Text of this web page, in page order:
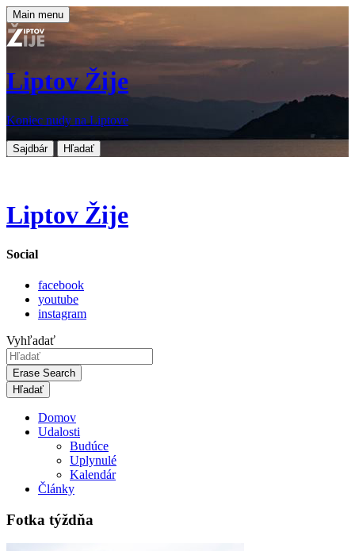
Main menu
Liptov Žije
Koniec nudy na Liptove
Sajdbár Hľadať
Liptov Žije
Social
facebook
youtube
instagram
Vyhľadať
Erase Search
Domov
Udalosti
Budúce
Uplynulé
Kalendár
Články
Fotka týždňa